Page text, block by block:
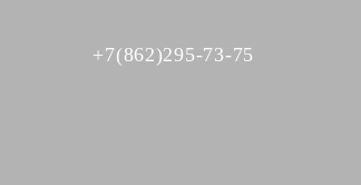
+7(862)295-73-75